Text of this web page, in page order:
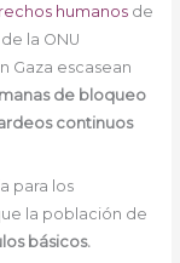
humanosde
la ONU
Gaza escasean
de bloqueo
continuos
para los
la población de
básicos.